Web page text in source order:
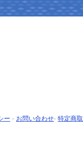
ー - お問い合わせ- 特定商